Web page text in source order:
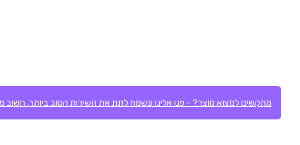
מתקשים למצוא מוצר? - פנו אלינו ונשמח לתת את השירות הטוב ביותר.